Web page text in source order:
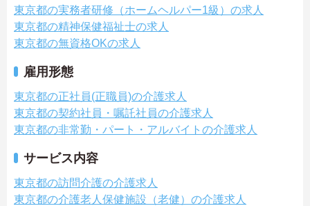
東京都の実務者研修（ホームヘルパー1級）の求人
東京都の精神保健福祉士の求人
東京都の無資格OKの求人
雇用形態
東京都の正社員(正職員)の介護求人
東京都の契約社員・嘱託社員の介護求人
東京都の非常勤・パート・アルバイトの介護求人
サービス内容
東京都の訪問介護の介護求人
東京都の介護老人保健施設（老健）の介護求人